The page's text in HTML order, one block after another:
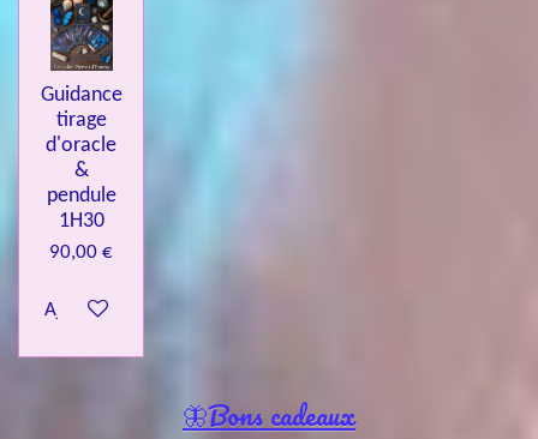
Guidance
tirage
d'oracle
&
pendule
1H30
90,00 €
Ajouter au panier
🦋Bons cadeaux